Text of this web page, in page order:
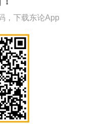
，下载东论App